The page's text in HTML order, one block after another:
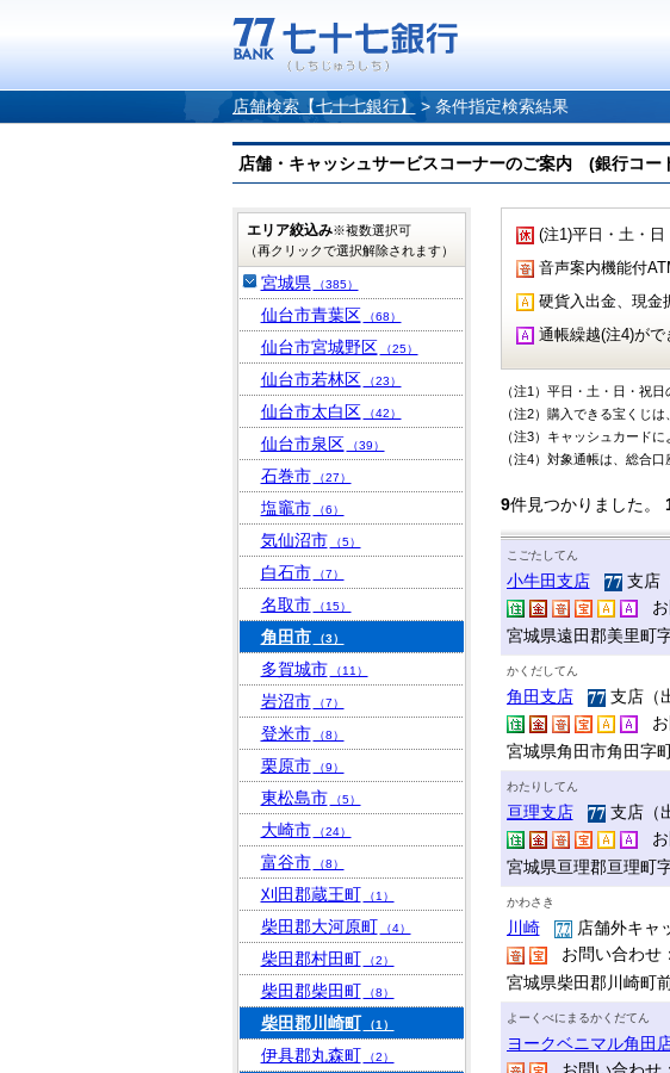
店舗検索【七十七銀行】 > 条件指定検索結果
店舗・キャッシュサービスコーナーのご案内 (銀行コー
(注1)平日・土・
音声案内機能付
硬貨入出金、現金
通帳繰越(注4)がで
（注1）平日・土・日・祝
（注2）購入できる宝くじ
（注3）キャッシュカード
（注4）対象通帳は、総合
9件見つかりました。
こごたしてん
小牛田支店
支店
お
宮城県遠田郡美里町
かくだしてん
角田支店
支店（
お
宮城県角田市角田字
わたりしてん
亘理支店
支店（
お
宮城県亘理郡亘理町
かわさき
川崎
店舗外キャ
お問い合わせ
宮城県柴田郡川崎町
よーくべにまるかくだてん
ヨークベニマル角田
エリア絞込み※複数選択可
（再クリックで選択解除されます）
宮城県 （385）
仙台市青葉区 （68）
仙台市宮城野区 （25）
仙台市若林区 （23）
仙台市太白区 （42）
仙台市泉区 （39）
石巻市 （27）
塩竈市 （6）
気仙沼市 （5）
白石市 （7）
名取市 （15）
角田市 （3）
多賀城市 （11）
岩沼市 （7）
登米市 （8）
栗原市 （9）
東松島市 （5）
大崎市 （24）
富谷市 （8）
刈田郡蔵王町 （1）
柴田郡大河原町 （4）
柴田郡村田町 （2）
柴田郡柴田町 （8）
柴田郡川崎町 （1）
伊具郡丸森町 （2）